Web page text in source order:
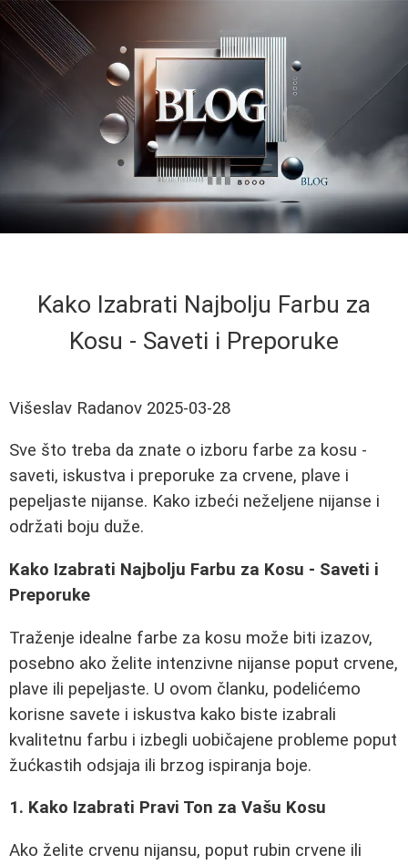
Kako Izabrati Najbolju Farbu za
Kosu - Saveti i Preporuke
Višeslav Radanov 2025-03-28
Sve što treba da znate o izboru farbe za kosu -
saveti, iskustva i preporuke za crvene, plave i
pepeljaste nijanse. Kako izbeći neželjene nijanse i
održati boju duže.
Kako Izabrati Najbolju Farbu za Kosu - Saveti i
Preporuke
Traženje idealne farbe za kosu može biti izazov,
posebno ako želite intenzivne nijanse poput crvene,
plave ili pepeljaste. U ovom članku, podelićemo
korisne savete i iskustva kako biste izabrali
kvalitetnu farbu i izbegli uobičajene probleme poput
žućkastih odsjaja ili brzog ispiranja boje.
1. Kako Izabrati Pravi Ton za Vašu Kosu
Ako želite crvenu nijansu, poput rubin crvene ili